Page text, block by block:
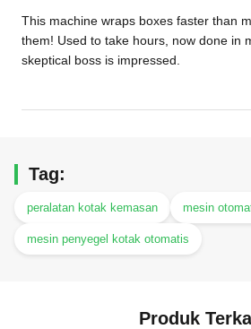
This machine wraps boxes faster than
them! Used to take hours, now done in
skeptical boss is impressed.
Tag:
peralatan kotak kemasan mesin
mesin penyegel kotak otomatis
Produk